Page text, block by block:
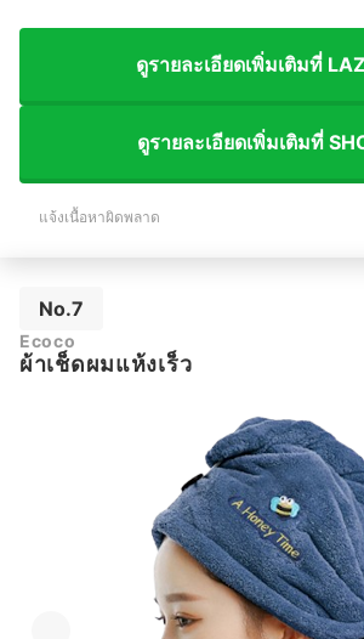
ดูรายละเอียดเพิ่มเติมที่
ดูรายละเอียดเพิ่มเติมที่
แจ้งเนื้อหาผิดพลาด
No.7
Ecoco
ผ้าเช็ดผมแห้งเร็ว